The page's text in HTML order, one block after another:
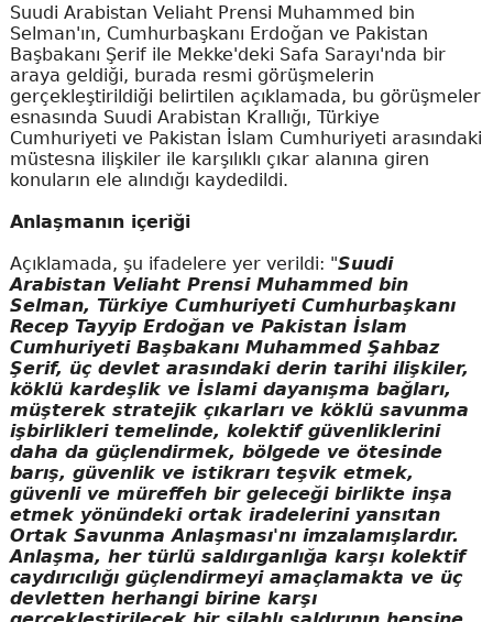
Suudi Arabistan Veliaht Prensi Muhammed bin
Selman'ın, Cumhurbaşkanı Erdoğan ve Pakistan
Başbakanı Şerif ile Mekke'deki Safa Sarayı'nda bir
araya geldiği, burada resmi görüşmelerin
gerçekleştirildiği belirtilen açıklamada, bu görüşmeler
esnasında Suudi Arabistan Krallığı, Türkiye
Cumhuriyeti ve Pakistan İslam Cumhuriyeti arasındaki
müstesna ilişkiler ile karşılıklı çıkar alanına giren
konuların ele alındığı kaydedildi.
Anlaşmanın içeriği
Açıklamada, şu ifadelere yer verildi: "Suudi
Arabistan Veliaht Prensi Muhammed bin
Selman, Türkiye Cumhuriyeti Cumhurbaşkanı
Recep Tayyip Erdoğan ve Pakistan İslam
Cumhuriyeti Başbakanı Muhammed Şahbaz
Şerif, üç devlet arasındaki derin tarihi ilişkiler,
köklü kardeşlik ve İslami dayanışma bağları,
müşterek stratejik çıkarları ve köklü savunma
işbirlikleri temelinde, kolektif güvenliklerini
daha da güçlendirmek, bölgede ve ötesinde
barış, güvenlik ve istikrarı teşvik etmek,
güvenli ve müreffeh bir geleceği birlikte inşa
etmek yönündeki ortak iradelerini yansıtan
Ortak Savunma Anlaşması'nı imzalamışlardır.
Anlaşma, her türlü saldırganlığa karşı kolektif
caydırıcılığı güçlendirmeyi amaçlamakta ve üç
devletten herhangi birine karşı